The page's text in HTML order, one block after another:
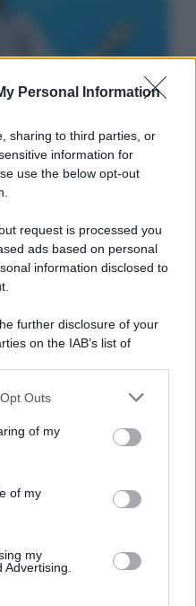
Personal Information
sharing to third parties, or
information for
use the below opt-out
request is processed you
ads based on personal
information disclosed to
further disclosure of your
on the IAB’s list of
by us to third parties
uses one or more Google
information including but
You may click to
and its third-party tags to
Outs
of my
of my
my